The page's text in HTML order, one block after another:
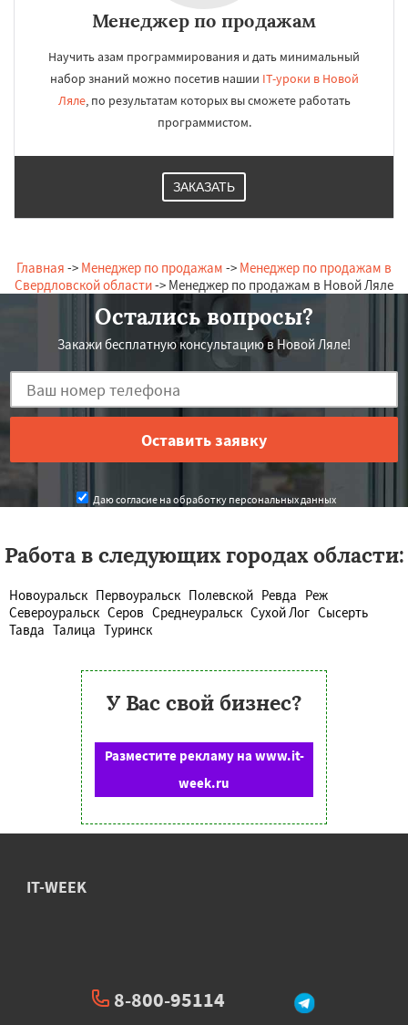
Менеджер по продажам
Научить азам программирования и дать минимальный
набор знаний можно посетив нашии IT-уроки в Новой
Ляле, по результатам которых вы сможете работать
программистом.
ЗАКАЗАТЬ
Главная -> Менеджер по продажам -> Менеджер по продажам в
Свердловской области-> Менеджер по продажам в Новой Ляле
Остались вопросы?
Закажи бесплатную консультацию в Новой Ляле!
Даю согласие на обработку персональных данных
Работа в следующих городах области:
Новоуральск Первоуральск Полевской Ревда Реж
Североуральск Серов Среднеуральск Сухой Лог Сысерть
Тавда Талица Туринск
У Вас свой бизнес?
Разместите рекламу на www.it-
week.ru
IT-WEEK
8-800-95114